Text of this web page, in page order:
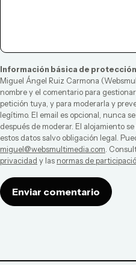
Información básica de
Miguel Ángel Ruiz Carmona (
nombre y el comentario para
petición tuya, y para moderarla y
legítimo. El email es opcional, nunca
después de moderar. El alojamiento
estos datos salvo obligación legal.
miguel@websmultimedia.com.
privacidad y las normas de
Enviar comentario